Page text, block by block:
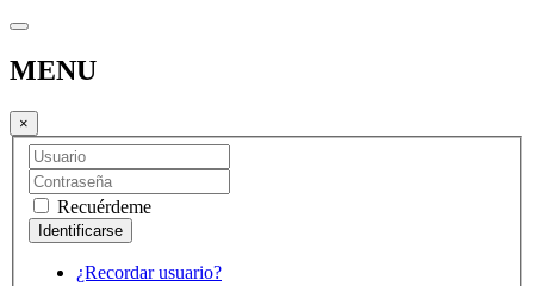
MENU
×
Recuérdeme
¿Recordar usuario?